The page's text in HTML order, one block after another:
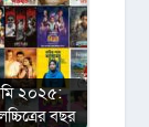
২০২৫:
বছর